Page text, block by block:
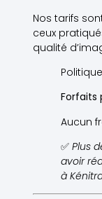
Nos tarifs
ceux
qualité
Forfaits
Aucun
✅ Plus
avoir
à